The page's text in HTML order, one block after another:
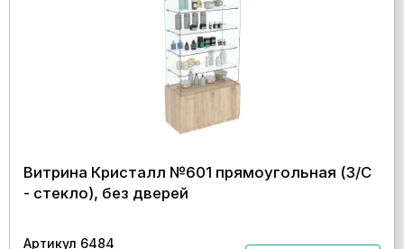
Витрина Кристалл №601 прямоугольная (З/C
- стекло), без дверей
Артикул 6484